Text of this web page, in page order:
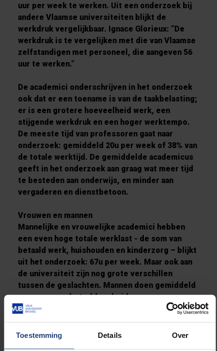
Toestemming Details Over
uur per week te werken. Uit een onderzoek bij
andere Vlaamse universiteiten blijkt de
werkdruk vergelijkbaar. Ignace Glorieux: “De
werkdruk is te vergelijken met die van Vlaamse
zelfstandigen met personeel, die aangeven 56
uur te werken.”
De academici onderschrijven in het onderzoek
ook dat er een toename is van de taakbelasting;
er is een grotere hoeveelheid werk, een
stijgende werkdruk en een hoger werktempo.
De meeste tijd van professoren gaat naar
onderzoek: gemiddeld 20u per week of 38% van
de totale werktijd. De gemiddelde academicus
geeft in het onderzoek aan graag wat meer tijd
te besteden aan onderwijs, en minder aan
vergaderen en dienstbetoon.
Vrouwen en mannen
Mannelijke en vrouwelijke academici hebben
een even hoge totale werklast - de som van
betaald werk, huishouden en kinderzorg – blijkt
uit het onderzoek: 67u per week. Maar ook aan
de universiteit zijn nog grote verschillen
tussen de geslachten. Mannen doen gemiddeld
zes uur meer betaalde arbeid en vrouwen zes
uur meer onbetaalde arbeid, zoals zorgtaken en
huishoudelijk werk.